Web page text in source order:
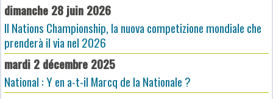
dimanche 28 juin 2026
Il Nations Championship, la nuova competizione mondiale che
prenderà il via nel 2026
mardi 2 décembre 2025
National : Y en a-t-il Marcq de la Nationale ?